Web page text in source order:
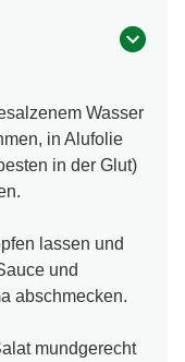
Wasser
in Alufolie
in der Glut)
lassen und
und
abschmecken.
mundgerecht